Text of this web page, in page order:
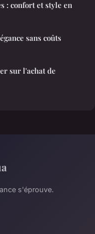
: confort et style en
sans coûts
sur l'achat de
s'éprouve.